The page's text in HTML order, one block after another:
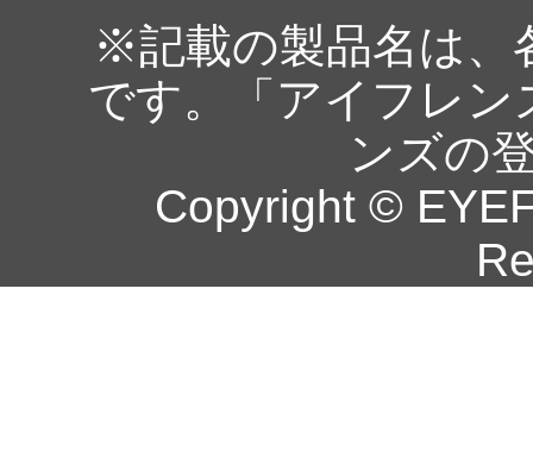
※記載の製品名は、
です。「アイフレ
ンズの
Copyright ©